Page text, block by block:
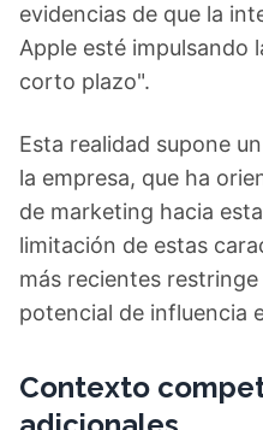
evidencias de que la
Apple esté impulsando
corto plazo".
Esta realidad supone
la empresa, que ha
de marketing hacia
limitación de estas
más recientes
potencial de influencia
Contexto